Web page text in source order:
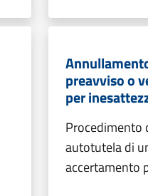
preavviso o
per
Procedimento
autotutela di
accertamento